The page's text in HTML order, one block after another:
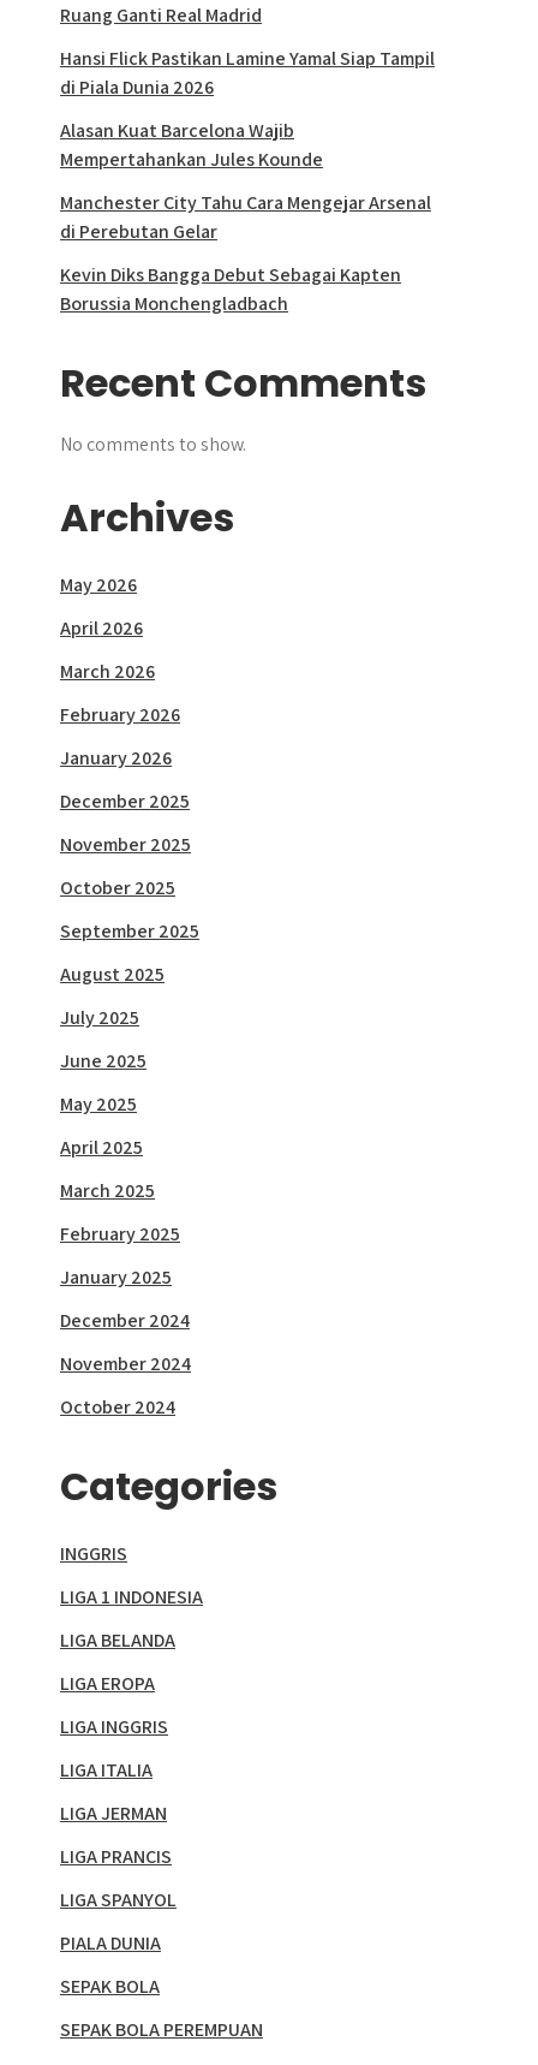
Ruang Ganti Real Madrid
Hansi Flick Pastikan Lamine Yamal Siap Tampil
di Piala Dunia 2026
Alasan Kuat Barcelona Wajib
Mempertahankan Jules Kounde
Manchester City Tahu Cara Mengejar Arsenal
di Perebutan Gelar
Kevin Diks Bangga Debut Sebagai Kapten
Borussia Monchengladbach
Recent Comments
No comments to show.
Archives
May 2026
April 2026
March 2026
February 2026
January 2026
December 2025
November 2025
October 2025
September 2025
August 2025
July 2025
June 2025
May 2025
April 2025
March 2025
February 2025
January 2025
December 2024
November 2024
October 2024
Categories
INGGRIS
LIGA 1 INDONESIA
LIGA BELANDA
LIGA EROPA
LIGA INGGRIS
LIGA ITALIA
LIGA JERMAN
LIGA PRANCIS
LIGA SPANYOL
PIALA DUNIA
SEPAK BOLA
SEPAK BOLA PEREMPUAN